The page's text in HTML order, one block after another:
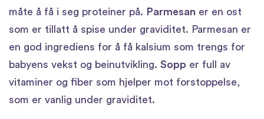
måte å få i seg proteiner på. Parmesan er en ost
som er tillatt å spise under graviditet. Parmesan er
en god ingrediens for å få kalsium som trengs for
babyens vekst og beinutvikling. Sopp er full av
vitaminer og fiber som hjelper mot forstoppelse,
som er vanlig under graviditet.